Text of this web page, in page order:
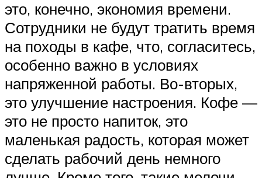
это, конечно, экономия времени.
Сотрудники не будут тратить время
на походы в кафе, что, согласитесь,
особенно важно в условиях
напряженной работы. Во-вторых,
это улучшение настроения. Кофе —
это не просто напиток, это
маленькая радость, которая может
сделать рабочий день немного